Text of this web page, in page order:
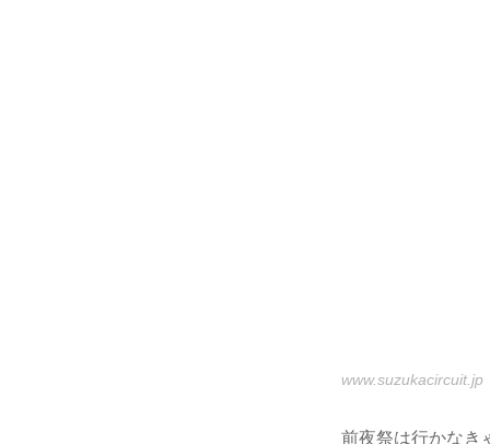
www.suzukacircuit.jp
前夜祭は行かなき